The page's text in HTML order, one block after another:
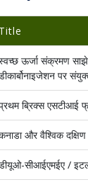
Title
ऊर्जा संक्रमण
पर
ब्रिक्स एसटीआई
और वैश्विक
सीआईएमईए /